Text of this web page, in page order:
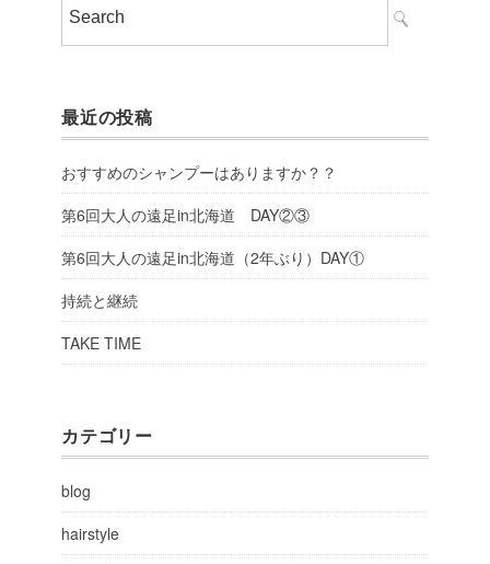
最近の投稿
おすすめのシャンプーはありますか？？
第6回大人の遠足in北海道 DAY②③
第6回大人の遠足in北海道（2年ぶり）DAY①
持続と継続
TAKE TIME
カテゴリー
blog
hairstyle